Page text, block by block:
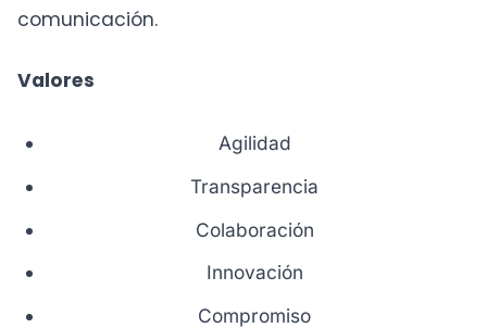
comunicación.
Valores
Agilidad
Transparencia
Colaboración
Innovación
Compromiso